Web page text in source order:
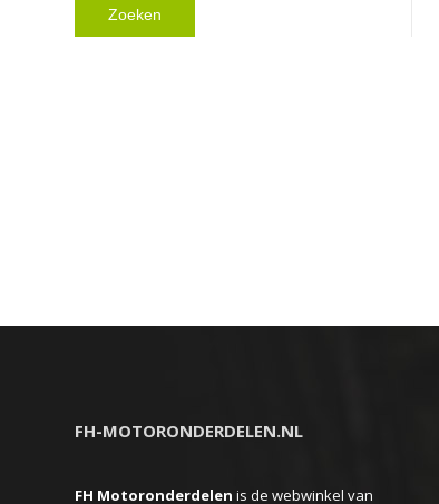
Zoeken
FH-MOTORONDERDELEN.NL
FH Motoronderdelen is de webwinkel van